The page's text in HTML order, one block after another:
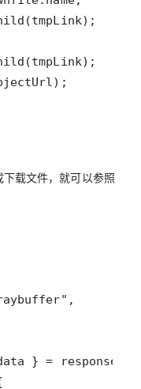
载文件，就可以参照